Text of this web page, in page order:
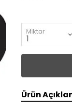
Miktar
Ürün